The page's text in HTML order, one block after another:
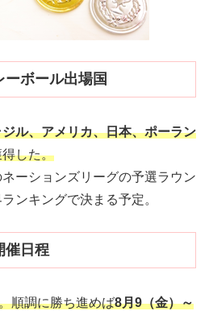
ボール出場国
ル、アメリカ、日本、ポーラン
した。
ーションズリーグの予選ラウン
ンキングで決まる予定。
催日程
順調に勝ち進めば8月9（金）～